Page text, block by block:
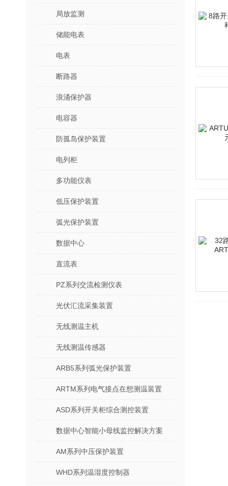
局放监测
储能电表
电表
断路器
浪涌保护器
电容器
防孤岛保护装置
电列柜
多功能仪表
低压保护装置
弧光保护装置
数据中心
直流表
PZ系列交流检测仪表
光伏汇流采集装置
无线测温主机
无线测温传感器
ARB5系列弧光保护装置
ARTM系列电气接点在想测温装置
ASD系列开关柜综合测控装置
数据中心智能小母线监控解决方案
AM系列中压保护装置
WHD系列温湿度控制器